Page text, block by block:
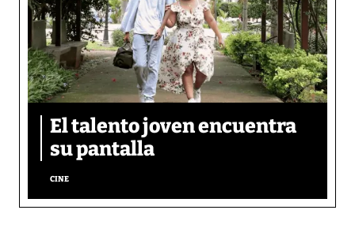
El talento joven encuentra
su pantalla​
CINE